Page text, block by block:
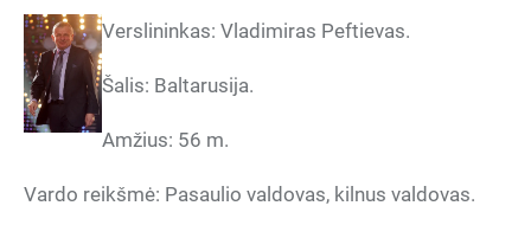
Verslininkas: Vladimiras Peftievas.
Šalis: Baltarusija.
Amžius: 56 m.
Vardo reikšmė: Pasaulio valdovas, kilnus valdovas.